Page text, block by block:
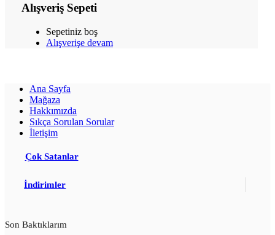
Alışveriş Sepeti
Sepetiniz boş
Alışverişe devam
Ana Sayfa
Mağaza
Hakkımızda
Sıkça Sorulan Sorular
İletişim
Çok Satanlar
İndirimler
Son Baktıklarım